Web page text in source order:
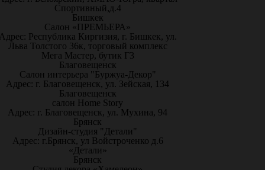
Спортивный,д.4
Бишкек
Салон «ПРЕМЬЕРА»
Республика Киргизия, г. Бишкек, ул.
Льва Толстого 36к, торговый комплекс
Мега Мастер, бутик Г3
Благовещенск
Салон интерьера "Буржуа-Декор"
Адрес: г. Благовещенск, ул. Зейская, 134
Благовещенск
салон Home Story
Адрес: г. Благовещенск, ул. Мухина, 94
Брянск
Дизайн-студия "Детали"
Адрес: г.Брянск, ул Войстроченко д.6
«Детали»
Брянск